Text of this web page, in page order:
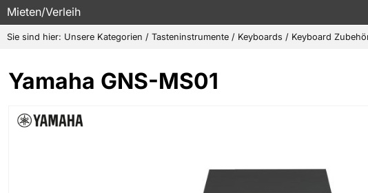
Mieten/Verleih
Sie sind hier: Unsere Kategorien / Tasteninstrumente / Keyboards / Keyboard
Yamaha GNS-MS01